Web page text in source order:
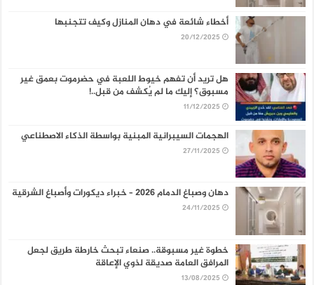
أخطاء شائعة في دهان المنازل وكيف تتجنبها
20/12/2025
هل تريد أن تفهم خيوط اللعبة في حضرموت بعمق غير
مسبوق؟ إليك ما لم يُكشف من قبل..!
11/12/2025
الهجمات السيبرانية المبنية بواسطة الذكاء الاصطناعي
27/11/2025
دهان وصباغ الدمام 2026 – خبراء ديكورات وأصباغ الشرقية
24/11/2025
خطوة غير مسبوقة.. صنعاء تبحث خارطة طريق لجعل
المرافق العامة صديقة لذوي الإعاقة
13/08/2025